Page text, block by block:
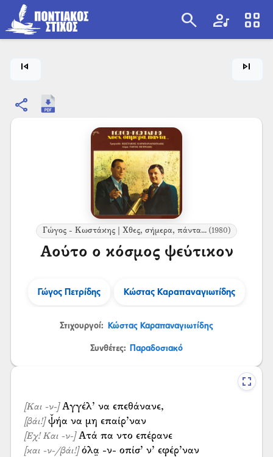
search artist view_cozy
skip_previous skip_next
share
Γώγος - Κωστάκης | Χθες, σήμερα, πάντα...(1980)
Αούτο ο κόσμος ψεύτικον
Γώγος Πετρίδης Κώστας Καραπαναγιωτίδης
Στιχουργοί: Κώστας Καραπαναγιωτίδης
Συνθέτες: Παραδοσιακό
[Και -ν-]
[βάι!]
[Εχ! Και -ν-] Ατά πα ντο επέρανε
[και -ν-/βάι!]όλα̤ -ν- οπίσ’ ν’ εφέρ’ναν